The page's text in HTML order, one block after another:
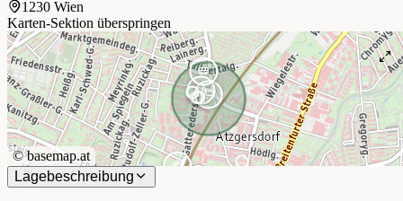
1230 Wien
Karten-Sektion überspringen
©basemap.at
Lagebeschreibung